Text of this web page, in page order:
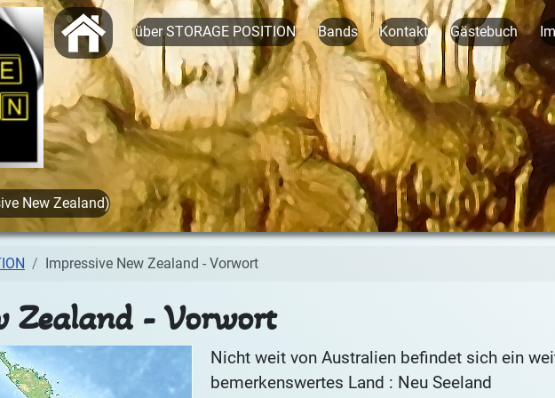
Start
über STORAGE POSITION Bands Kontakt Gästebuch
New Zealand)
Impressive New Zealand - Vorwort
Zealand - Vorwort
Nicht weit von Australien befindet sich ein
bemerkenswertes Land : Neu Seeland